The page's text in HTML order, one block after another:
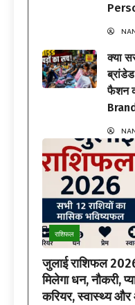
क्या
फैशन
राशिफल
जुलाई राशिफल
मिलेगा धन, नौकरी,
करियर, स्वास्थ्य और